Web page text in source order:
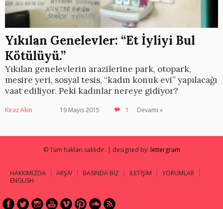
Yıkılan Genelevler: “Et İyliyi Bul
Kötülüyü.”
Yıkılan genelevlerin arazilerine park, otopark,
mesire yeri, sosyal tesis, “kadın konuk evi” yapılacağı
vaat ediliyor. Peki kadınlar nereye gidiyor?
Kiraz Akın 19 Mayıs 2015 1 Devamı »
© Tüm hakları saklıdır. | designed by: lettergram
HAKKIMIZDA ARŞİV BASINDA BİZ İLETİŞİM
YORUMLAR
ENGLISH